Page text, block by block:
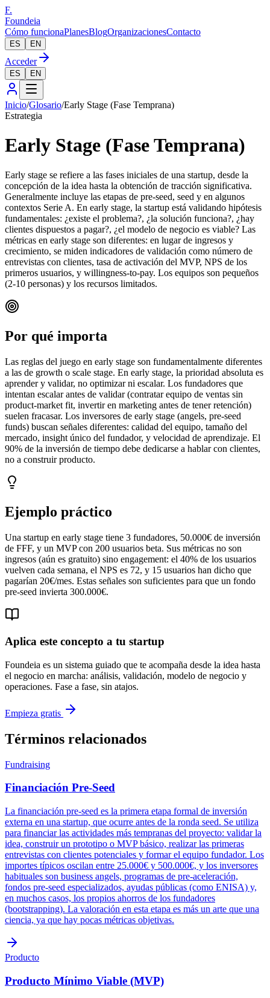
F.
Foundeia
Cómo funcionaPlanesBlogOrganizacionesContacto
ES EN
Acceder
ES EN
Inicio/Glosario/Early Stage (Fase Temprana)
Estrategia
Early Stage (Fase Temprana)
Early stage se refiere a las fases iniciales de una startup, desde la
concepción de la idea hasta la obtención de tracción significativa.
Generalmente incluye las etapas de pre-seed, seed y en algunos
contextos Serie A. En early stage, la startup está validando hipótesis
fundamentales: ¿existe el problema?, ¿la solución funciona?, ¿hay
clientes dispuestos a pagar?, ¿el modelo de negocio es viable? Las
métricas en early stage son diferentes: en lugar de ingresos y
crecimiento, se miden indicadores de validación como número de
entrevistas con clientes, tasa de activación del MVP, NPS de los
primeros usuarios, y willingness-to-pay. Los equipos son pequeños
(2-10 personas) y los recursos limitados.
Por qué importa
Las reglas del juego en early stage son fundamentalmente diferentes
a las de growth o scale stage. En early stage, la prioridad absoluta es
aprender y validar, no optimizar ni escalar. Los fundadores que
intentan escalar antes de validar (contratar equipo de ventas sin
product-market fit, invertir en marketing antes de tener retención)
suelen fracasar. Los inversores de early stage (angels, pre-seed
funds) buscan señales diferentes: calidad del equipo, tamaño del
mercado, insight único del fundador, y velocidad de aprendizaje. El
90% de la inversión de tiempo debe dedicarse a hablar con clientes,
no a construir producto.
Ejemplo práctico
Una startup en early stage tiene 3 fundadores, 50.000€ de inversión
de FFF, y un MVP con 200 usuarios beta. Sus métricas no son
ingresos (aún es gratuito) sino engagement: el 40% de los usuarios
vuelven cada semana, el NPS es 72, y 15 usuarios han dicho que
pagarían 20€/mes. Estas señales son suficientes para que un fondo
pre-seed invierta 300.000€.
Aplica este concepto a tu startup
Foundeia es un sistema guiado que te acompaña desde la idea hasta
el negocio en marcha: análisis, validación, modelo de negocio y
operaciones. Fase a fase, sin atajos.
Empieza gratis
Términos relacionados
Fundraising
Financiación Pre-Seed
La financiación pre-seed es la primera etapa formal de inversión
externa en una startup, que ocurre antes de la ronda seed. Se utiliza
para financiar las actividades más tempranas del proyecto: validar la
idea, construir un prototipo o MVP básico, realizar las primeras
entrevistas con clientes potenciales y formar el equipo fundador. Los
importes típicos oscilan entre 25.000€ y 500.000€, y los inversores
habituales son business angels, programas de pre-aceleración,
fondos pre-seed especializados, ayudas públicas (como ENISA) y,
en muchos casos, los propios ahorros de los fundadores
(bootstrapping). La valoración en esta etapa es más un arte que una
ciencia, ya que hay pocas métricas objetivas.
Producto
Producto Mínimo Viable (MVP)